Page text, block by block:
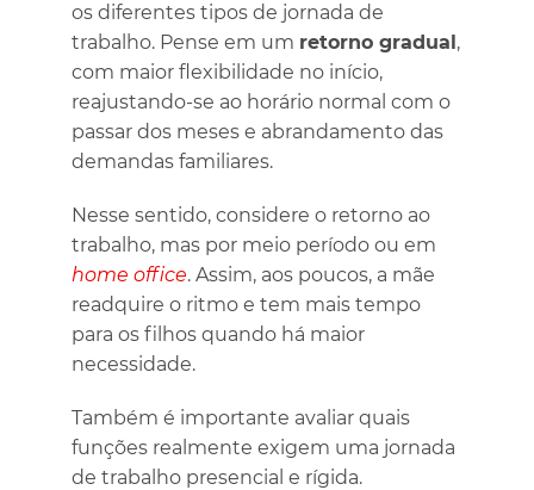
os diferentes tipos de jornada de
trabalho. Pense em um retorno gradual,
com maior flexibilidade no início,
reajustando-se ao horário normal com o
passar dos meses e abrandamento das
demandas familiares.
Nesse sentido, considere o retorno ao
trabalho, mas por meio período ou em
home office. Assim, aos poucos, a mãe
readquire o ritmo e tem mais tempo
para os filhos quando há maior
necessidade.
Também é importante avaliar quais
funções realmente exigem uma jornada
de trabalho presencial e rígida.